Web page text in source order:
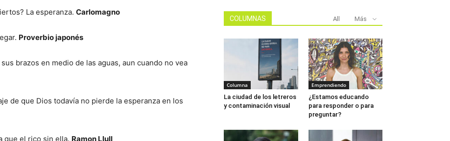
La esperanza. Carlomagno
Proverbio japonés
brazos en medio de las aguas, aun cuando no vea
de que Dios todavía no pierde la esperanza en los
que el rico sin ella. Ramon Llull
COLUMNAS All Más
Columna
La ciudad de los letreros
y contaminación visual
Emprendiendo
¿Estamos educando
para responder o para
preguntar?